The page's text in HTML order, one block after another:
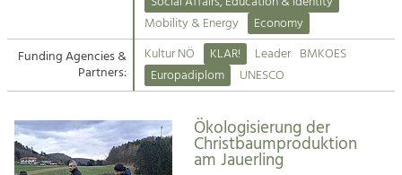
Suche
Impressum
Kontakt
Tourism
Offer Development and Positioning
Art & Culture
Crafts, Science and Research.
Mobility & Energy
Economy
Funding Agencies &
Partners:
Kultur NÖ KLAR! Leader BMKOES
Europadiplom
UNESCO
Ökologisierung der
Christbaumproduktion
am Jauerling